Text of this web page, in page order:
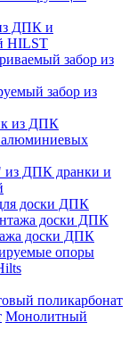
ДПК и
HILST
забор из
забор из
из ДПК
из ДПК дранки и
доски ДПК
доски ДПК
опоры
поликарбонат
Монолитный